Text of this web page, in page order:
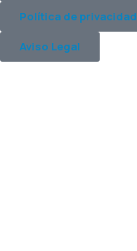
Política de privacidad
Aviso Legal